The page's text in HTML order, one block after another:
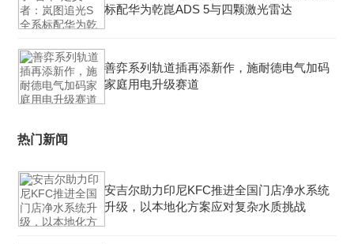
标配华为乾崑ADS 5与四颗激光雷达
善弈系列轨道插再添新作，施耐德电气加码
家庭用电升级赛道
热门新闻
安吉尔助力印尼KFC推进全国门店净水系统
升级，以本地化方案应对复杂水质挑战